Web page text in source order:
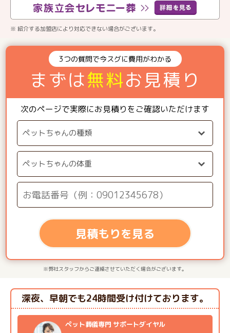
※ 紹介する加盟店により対応できない場合がございます。
3つの質問で今スグに費用がわかる
まずは無料お見積り
次のページで実際にお見積りをご確認いただけます
見積もりを見る
※弊社スタッフからご連絡させていただく場合がございます。
ペット葬儀専門 サポートダイヤル
深夜、早朝でも24時間受け付けております。